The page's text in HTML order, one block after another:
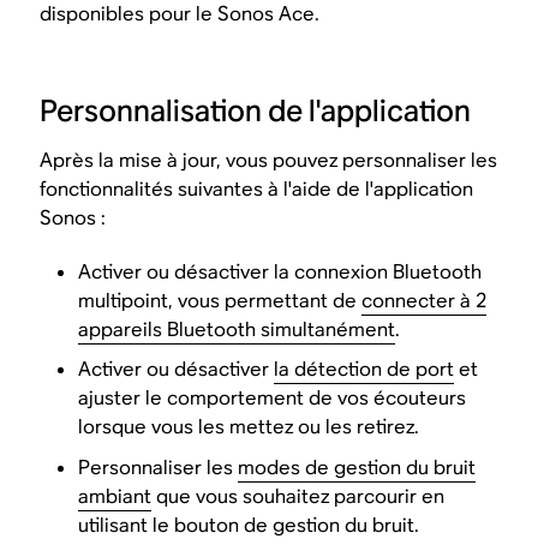
disponibles pour le Sonos Ace.
Personnalisation de l'application
Après la mise à jour, vous pouvez personnaliser les
fonctionnalités suivantes à l'aide de l'application
Sonos :
Activer ou désactiver la connexion Bluetooth
multipoint, vous permettant deconnecter à 2
appareils Bluetooth simultanément.
Activer ou désactiver la détection de portet
ajuster le comportement de vos écouteurs
lorsque vous les mettez ou les retirez.
Personnaliser les modes de gestion du bruit
ambiantque vous souhaitez parcourir en
utilisant le bouton de gestion du bruit.